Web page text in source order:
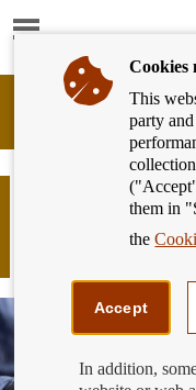
Show
Banking
Customer
Banco
España
Eurosystem,
Primas de
información
Cookies
This
party
them in
the
Accept
In addition,